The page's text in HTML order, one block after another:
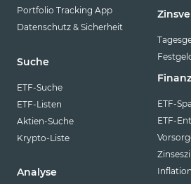
Portfolio Tracking App
Datenschutz & Sicherheit
Suche
ETF-Suche
ETF-Listen
Aktien-Suche
Krypto-Liste
Analyse
ETF-
ETF-